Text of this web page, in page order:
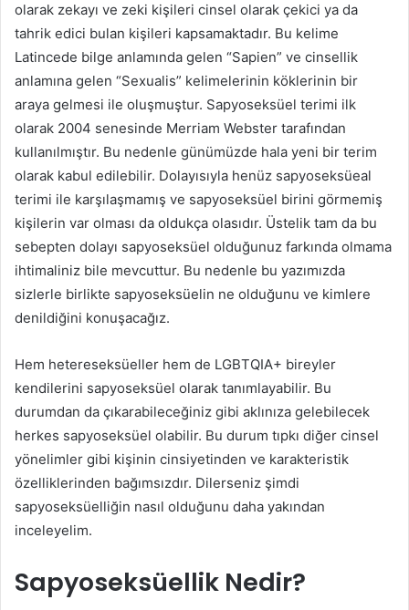
olarak zekayı ve zeki kişileri cinsel olarak çekici ya da
tahrik edici bulan kişileri kapsamaktadır. Bu kelime
Latincede bilge anlamında gelen “Sapien” ve cinsellik
anlamına gelen “Sexualis” kelimelerinin köklerinin bir
araya gelmesi ile oluşmuştur. Sapyoseksüel terimi ilk
olarak 2004 senesinde Merriam Webster tarafından
kullanılmıştır. Bu nedenle günümüzde hala yeni bir terim
olarak kabul edilebilir. Dolayısıyla henüz sapyoseksüeal
terimi ile karşılaşmamış ve sapyoseksüel birini görmemiş
kişilerin var olması da oldukça olasıdır. Üstelik tam da bu
sebepten dolayı sapyoseksüel olduğunuz farkında olmama
ihtimaliniz bile mevcuttur. Bu nedenle bu yazımızda
sizlerle birlikte sapyoseksüelin ne olduğunu ve kimlere
denildiğini konuşacağız.
Hem hetereseksüeller hem de LGBTQIA+ bireyler
kendilerini sapyoseksüel olarak tanımlayabilir. Bu
durumdan da çıkarabileceğiniz gibi aklınıza gelebilecek
herkes sapyoseksüel olabilir. Bu durum tıpkı diğer cinsel
yönelimler gibi kişinin cinsiyetinden ve karakteristik
özelliklerinden bağımsızdır. Dilerseniz şimdi
sapyoseksüelliğin nasıl olduğunu daha yakından
inceleyelim.
Sapyoseksüellik Nedir?